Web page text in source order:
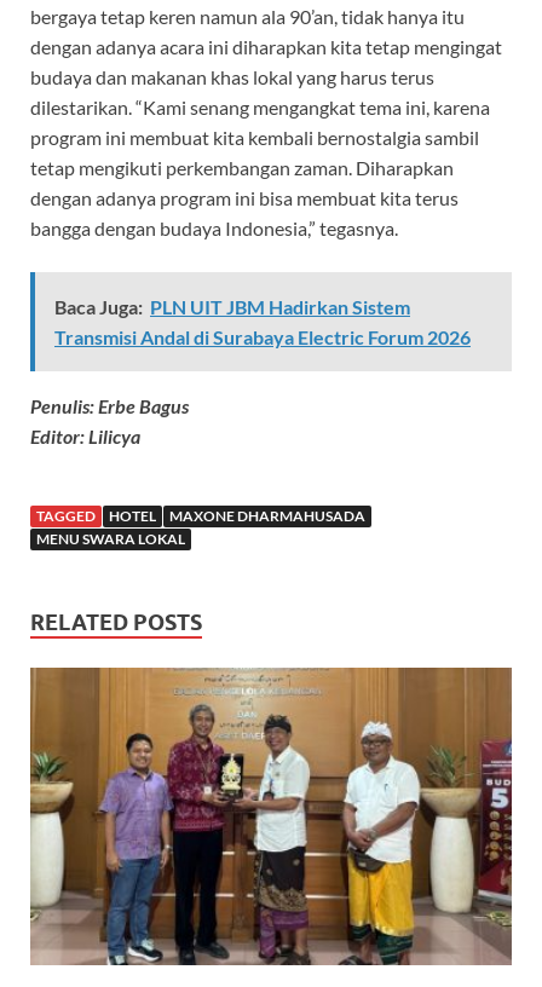
bergaya tetap keren namun ala 90’an, tidak hanya itu
dengan adanya acara ini diharapkan kita tetap mengingat
budaya dan makanan khas lokal yang harus terus
dilestarikan. “Kami senang mengangkat tema ini, karena
program ini membuat kita kembali bernostalgia sambil
tetap mengikuti perkembangan zaman. Diharapkan
dengan adanya program ini bisa membuat kita terus
bangga dengan budaya Indonesia,” tegasnya.
Baca Juga: PLN UIT JBM Hadirkan Sistem
Transmisi Andal di Surabaya Electric Forum 2026
Penulis: Erbe Bagus
Editor: Lilicya
TAGGED HOTEL
MAXONE DHARMAHUSADA
MENU SWARA LOKAL
RELATED POSTS